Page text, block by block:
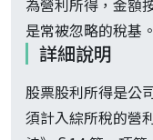
為營利所得，金額
是常被忽略的稅基。
詳細說明
股票股利所得是公
須計入綜所稅的營